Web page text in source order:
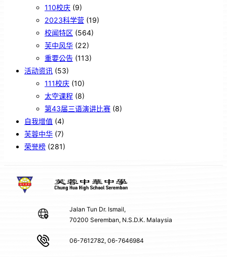
110校庆 (9)
2023科学营 (19)
校闻特区 (564)
芙中风华 (22)
重要公告 (113)
活动资讯 (53)
111校庆 (10)
太空课程 (8)
第43届三语演讲比赛 (8)
自我增值 (4)
芙蓉中华 (7)
荣誉榜 (281)
Jalan Tun Dr. Ismail,
70200 Seremban, N.S.D.K. Malaysia
06-7612782, 06-7646984